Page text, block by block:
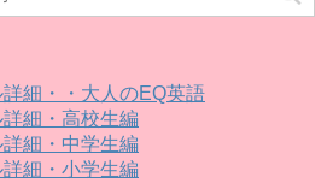
詳細・・大人のEQ英語
詳細・高校生編
詳細・中学生編
詳細・小学生編